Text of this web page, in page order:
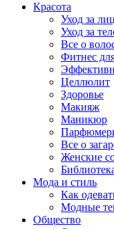
Красота
Уход за
Уход за
Все о
Фитнес
Целлюлит
Здоровье
Макияж
Маникюр
Все о
Женские
Мода и стиль
Как
Модные
Общество